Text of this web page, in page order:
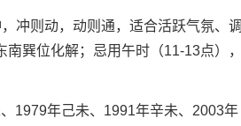
冲则动，动则通，适合活跃气氛、调
巽位化解；忌用午时（11-13点），
1979年己未、1991年辛未、2003年